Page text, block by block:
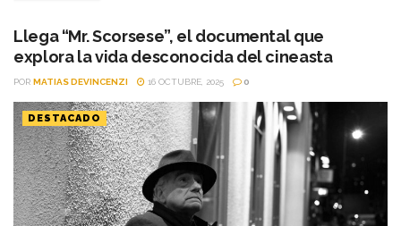
Lawrence para que la...
Llega “Mr. Scorsese”, el documental que
explora la vida desconocida del cineasta
POR MATIAS DEVINCENZI 16 OCTUBRE, 2025 0
DESTACADO